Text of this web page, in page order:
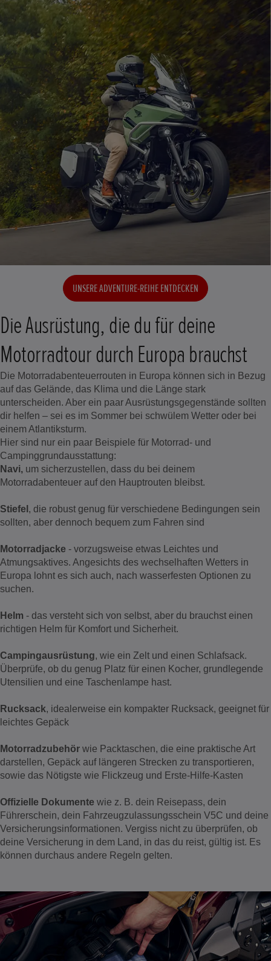
UNSERE ADVENTURE-REIHE ENTDECKEN
Die Ausrüstung, die du für deine
Motorradtour durch Europa brauchst
Die Motorradabenteuerrouten in Europa können sich in Bezug
auf das Gelände, das Klima und die Länge stark
unterscheiden. Aber ein paar Ausrüstungsgegenstände sollten
dir helfen – sei es im Sommer bei schwülem Wetter oder bei
einem Atlantiksturm.
Hier sind nur ein paar Beispiele für Motorrad- und
Campinggrundausstattung:
Navi, um sicherzustellen, dass du bei deinem
Motorradabenteuer auf den Hauptrouten bleibst.
Stiefel , die robust genug für verschiedene Bedingungen sein
sollten, aber dennoch bequem zum Fahren sind
Motorradjacke - vorzugsweise etwas Leichtes und
Atmungsaktives. Angesichts des wechselhaften Wetters in
Europa lohnt es sich auch, nach wasserfesten Optionen zu
suchen.
Helm - das versteht sich von selbst, aber du brauchst einen
richtigen Helm für Komfort und Sicherheit.
Campingausrüstung, wie ein Zelt und einen Schlafsack.
Überprüfe, ob du genug Platz für einen Kocher, grundlegende
Utensilien und eine Taschenlampe hast.
Rucksack, idealerweise ein kompakter Rucksack, geeignet für
leichtes Gepäck
Motorradzubehör wie Packtaschen, die eine praktische Art
darstellen, Gepäck auf längeren Strecken zu transportieren,
sowie das Nötigste wie Flickzeug und Erste-Hilfe-Kasten
Offizielle Dokumente wie z. B. dein Reisepass, dein
Führerschein, dein Fahrzeugzulassungsschein V5C und deine
Versicherungsinformationen. Vergiss nicht zu überprüfen, ob
deine Versicherung in dem Land, in das du reist, gültig ist. Es
können durchaus andere Regeln gelten.